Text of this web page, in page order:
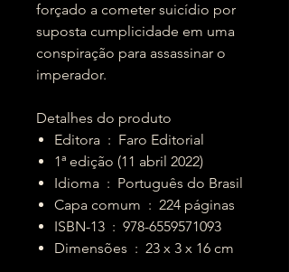
forçado a cometer suicídio por
suposta cumplicidade em uma
conspiração para assassinar o
imperador.
Detalhes do produto
Editora ‏ : ‎ Faro Editorial
1ª edição (11 abril 2022)
Idioma ‏ : ‎ Português do Brasil
Capa comum ‏ : ‎ 224 páginas
ISBN-13 ‏ : ‎ 978-6559571093
Dimensões ‏ : ‎ 23 x 3 x 16 cm